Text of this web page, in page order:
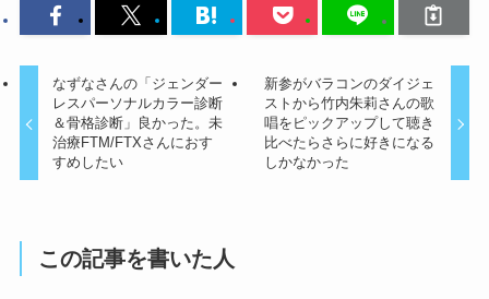
なずなさんの「ジェンダー
レスパーソナルカラー診断
＆骨格診断」良かった。未
治療FTM/FTXさんにおす
すめしたい
新参がバラコンのダイジェ
ストから竹内朱莉さんの歌
唱をピックアップして聴き
比べたらさらに好きになる
しかなかった
この記事を書いた人